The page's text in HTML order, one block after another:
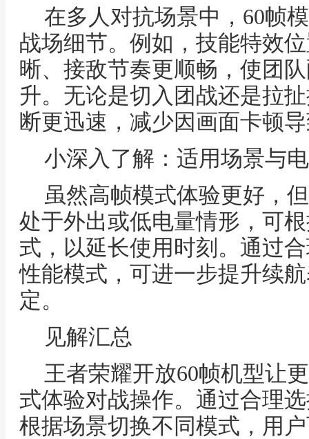
在多人对抗场景中，60帧
战场细节。例如，技能特效
晰、接敌节奏更顺畅，使团
升。无论是切入团战还是拉
断更迅速，减少因画面卡顿
小深入了解：适用场景与
虽然高帧模式体验更好，
处于外出或低电量情形，可
式，以延长使用时刻。通过
性能模式，可进一步提升续
定。
见解汇总
王者荣耀开放60帧机型让
式体验对战操作。通过合理
根据场景切换不同模式，用